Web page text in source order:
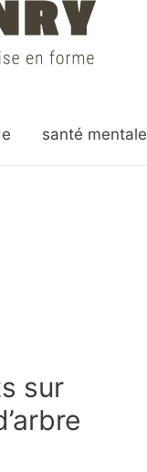
santé mentale
sur